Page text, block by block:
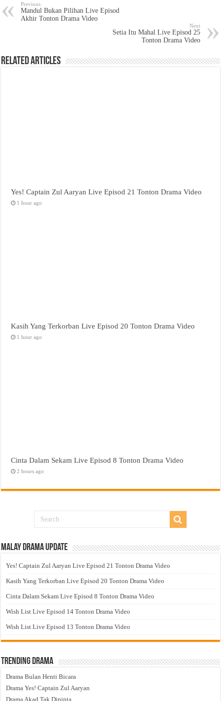
Previous
Mandul Bukan Pilihan Live Episod
Akhir Tonton Drama Video
Next
Setia Itu Mahal Live Episod 25
Tonton Drama Video
Related Articles
Yes! Captain Zul Aaryan Live Episod 21 Tonton Drama Video
1 hour ago
Kasih Yang Terkorban Live Episod 20 Tonton Drama Video
1 hour ago
Cinta Dalam Sekam Live Episod 8 Tonton Drama Video
2 hours ago
Malay Drama Update
Yes! Captain Zul Aaryan Live Episod 21 Tonton Drama Video
Kasih Yang Terkorban Live Episod 20 Tonton Drama Video
Cinta Dalam Sekam Live Episod 8 Tonton Drama Video
Wish List Live Episod 14 Tonton Drama Video
Wish List Live Episod 13 Tonton Drama Video
Trending Drama
Drama Bulan Henti Bicara
Drama Yes! Captain Zul Aaryan
Drama Akad Tak Dipinta